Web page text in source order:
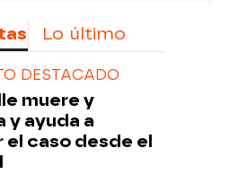
Lo último
DESTACADO
muere y
y ayuda a
el caso desde el